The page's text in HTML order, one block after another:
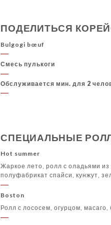
ПОДЕЛИТЬСЯ
Bulgogi bœuf
Смесь пулькоги
Обслуживается мин. для 2
СПЕЦИАЛЬНЫЕ
Hot summer
Жаркое лето, ролл с оладьями из
полуфабрикат спайси, кунжут,
Boston
Ролл с лососем, огурцом,